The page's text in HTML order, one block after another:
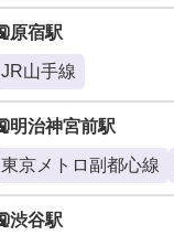
原宿駅
JR山手線
明治神宮前駅
東京メトロ副都心線
渋谷駅